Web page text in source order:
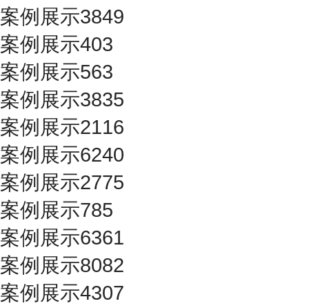
案例展示3849
案例展示403
案例展示563
案例展示3835
案例展示2116
案例展示6240
案例展示2775
案例展示785
案例展示6361
案例展示8082
案例展示4307